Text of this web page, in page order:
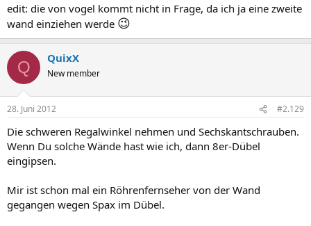
edit: die von vogel kommt nicht in Frage, da ich ja eine zweite
wand einziehen werde 😉
Q QuixX
New member
28. Juni 2012 #2.129
Die schweren Regalwinkel nehmen und Sechskantschrauben.
Wenn Du solche Wände hast wie ich, dann 8er-Dübel
eingipsen.
Mir ist schon mal ein Röhrenfernseher von der Wand
gegangen wegen Spax im Dübel.